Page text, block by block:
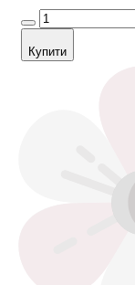
Купити